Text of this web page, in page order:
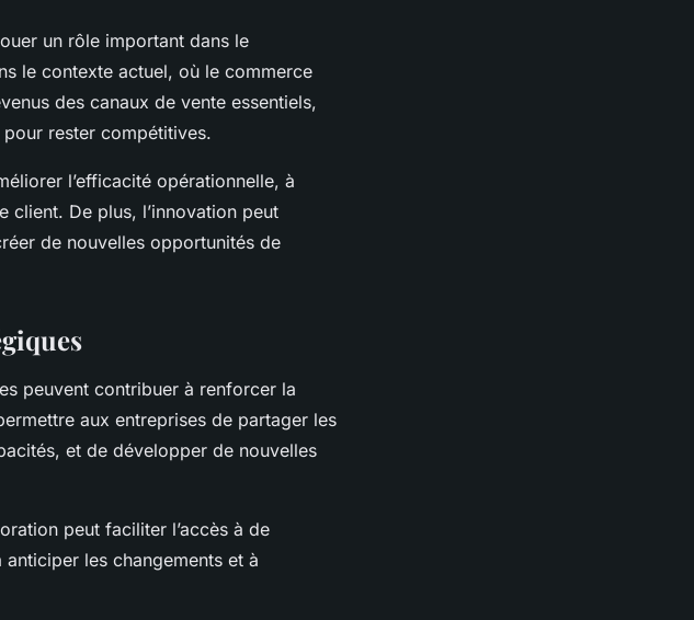
un rôle important dans le
le contexte actuel, où le commerce
des canaux de vente essentiels,
rester compétitives.
l’efficacité opérationnelle, à
client. De plus, l’innovation peut
de nouvelles opportunités de
peuvent contribuer à renforcer la
aux entreprises de partager les
et de développer de nouvelles
peut faciliter l’accès à de
les changements et à